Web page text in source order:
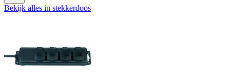
Bekijk alles in stekkerdoos